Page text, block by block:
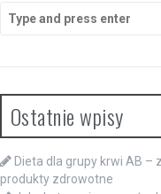
Search
for:
Ostatnie wpisy
Dieta dla grupy krwi AB –
produkty zdrowotne